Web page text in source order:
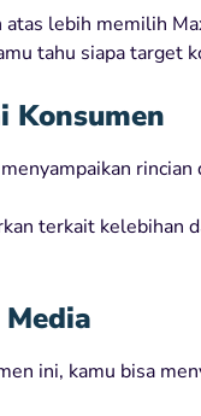
atas lebih memilih
tahu siapa target
Konsumen
terkait kelebihan
ini, kamu bisa